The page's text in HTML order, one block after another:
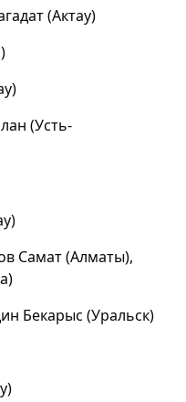
(Актау)
(Усть-
Самат (Алматы),
Бекарыс (Уральск)